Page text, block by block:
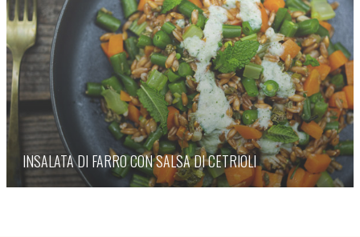
INSALATA DI FARRO CON SALSA DI CETRIOLI